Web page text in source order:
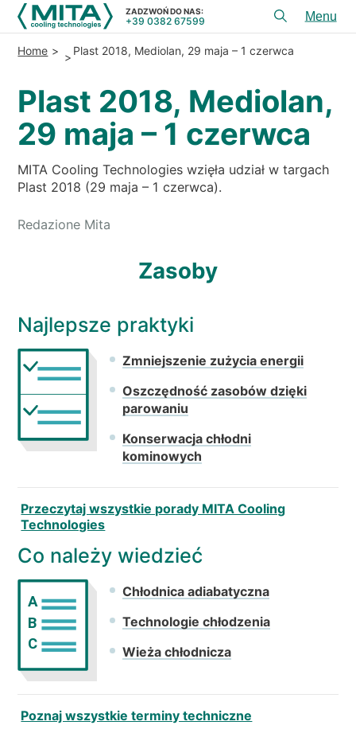
REFERENCJE
WIADOMOŚCI
KIM JESTEŚMY
ZRÓWNOWAŻONEGO
ARTYKUŁY TECHNICZNE
PL EN IT FR DE
ZADZWOŃ DO NAS:
+39 0382 67599
menu
PRODUKTY
APLIKACJE
USłUGI I DORADZTWO
ZASOBY
KONTAKT
+39 0382 67599
Home Plast 2018, Mediolan, 29 maja – 1 czerwca
Plast 2018, Mediolan,
29 maja – 1 czerwca
MITA Cooling Technologies wzięła udział w targach
Plast 2018 (29 maja – 1 czerwca).
Redazione Mita
Zasoby
Najlepsze praktyki
Zmniejszenie zużycia energii
Oszczędność zasobów dzięki
parowaniu
Konserwacja chłodni
kominowych
Przeczytaj wszystkie porady MITA Cooling
Technologies
Co należy wiedzieć
A
B
C
Chłodnica adiabatyczna
Technologie chłodzenia
Wieża chłodnicza
Poznaj wszystkie terminy techniczne